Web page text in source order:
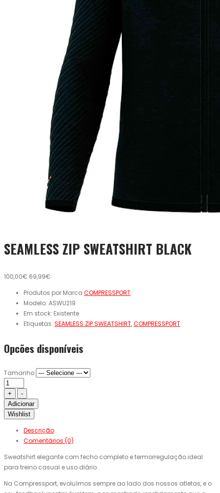
SEAMLESS ZIP SWEATSHIRT BLACK
100,00€ 69,99€
Produtos por Marca COMPRESSPORT
Modelo: ASWU219
Em stock: Existente
Etiquetas: SEAMLESS ZIP SWEATSHIRT,COMPRESSPORT
Opcões disponíveis
Tamanho
Adicionar
Wishlist
Descrição
Comentários (0)
Sweatshirt elegante com fecho completo e termorregulação ideal
para treino casual e uso diário.
Na Compressport, evoluímos sempre ao lado dos nossos atletas, e o